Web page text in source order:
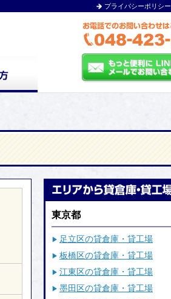
プライバシーポリシー
東京都
足立区の貸倉庫・貸工場
板橋区の貸倉庫・貸工場
江東区の貸倉庫・貸工場
墨田区の貸倉庫・貸工場